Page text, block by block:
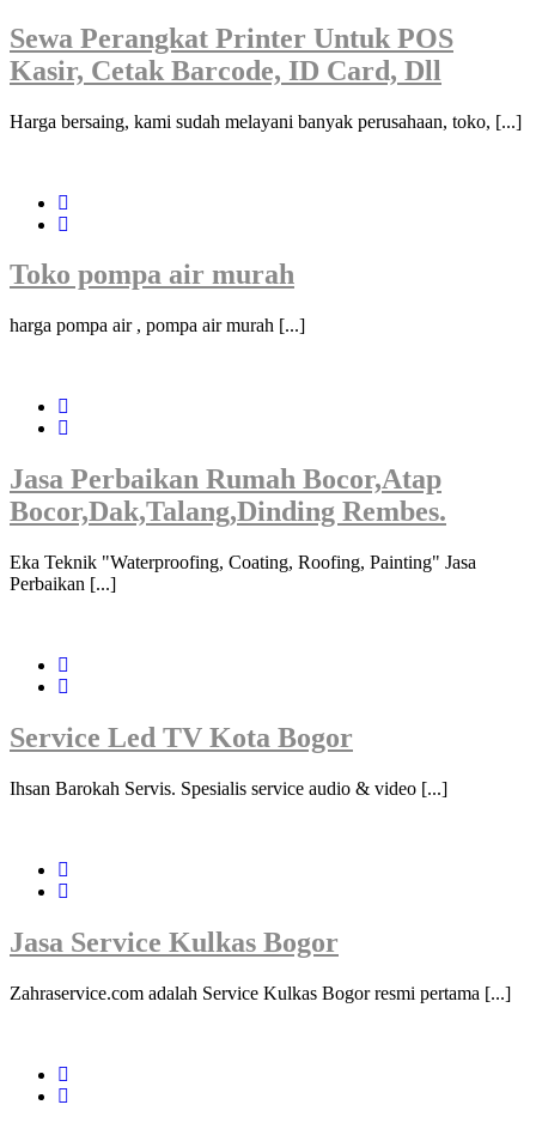
Sewa Perangkat Printer Untuk POS
Kasir, Cetak Barcode, ID Card, Dll
Harga bersaing, kami sudah melayani banyak perusahaan, toko, [...]
Toko pompa air murah
harga pompa air , pompa air murah [...]
Jasa Perbaikan Rumah Bocor,Atap
Bocor,Dak,Talang,Dinding Rembes.
Eka Teknik "Waterproofing, Coating, Roofing, Painting" Jasa
Perbaikan [...]
Service Led TV Kota Bogor
Ihsan Barokah Servis. Spesialis service audio & video [...]
Jasa Service Kulkas Bogor
Zahraservice.com adalah Service Kulkas Bogor resmi pertama [...]